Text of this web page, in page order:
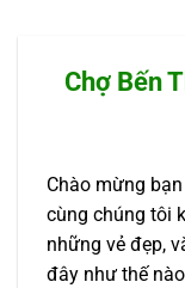
Chợ Bến
Chào mừng
cùng chúng tôi
những vẻ đẹp,
đây như thế